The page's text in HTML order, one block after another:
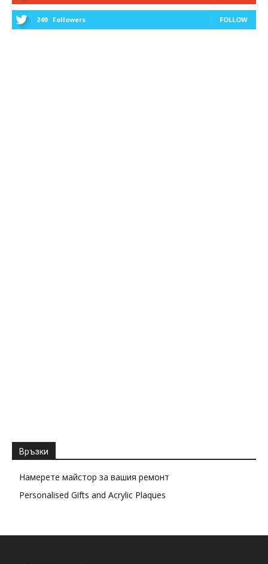
249 Followers FOLLOW
Връзки
Намерете майстор за вашия ремонт
Personalised Gifts and Acrylic Plaques